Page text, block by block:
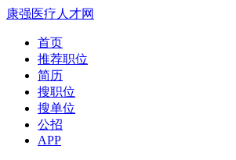
康强医疗人才网
首页
推荐职位
简历
搜职位
搜单位
公招
APP